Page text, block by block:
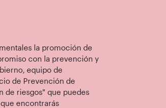
la promoción de
con la prevención y
equipo de
de Prevención de
de riesgos" que puedes
encontrarás